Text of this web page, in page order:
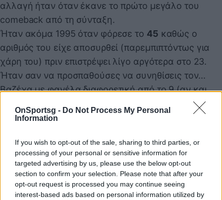
OnSportsg - Do Not Process My Personal
Information
If you wish to opt-out of the sale, sharing to third parties, or
processing of your personal or sensitive information for
targeted advertising by us, please use the below opt-out
section to confirm your selection. Please note that after your
opt-out request is processed you may continue seeing
interest-based ads based on personal information utilized by
αλλαγή ήταν όταν έκανε το πρώτο μεγάλο του
comeback από τη σύνταξη.
Ήταν ακόμα 1995 όταν φόρεσε το 45 καθώς ο
αριθμός του είχε αποσυρθεί (παρεμπιπτόντως για
χάρη του) πριν επιστρέψει λίγο αργότερα στο 23.
Ήταν σαν να προσπαθούσες να συνηθίσεις τον...
Βαζέχα με φανέλα διαφορετική από το 9 (αν και
έχει παίξει με το 7 και με το 10 στην πλάτη). Και
κάπως έτσι η τάξη αποκαταστάθηκε στο σύμπαν.